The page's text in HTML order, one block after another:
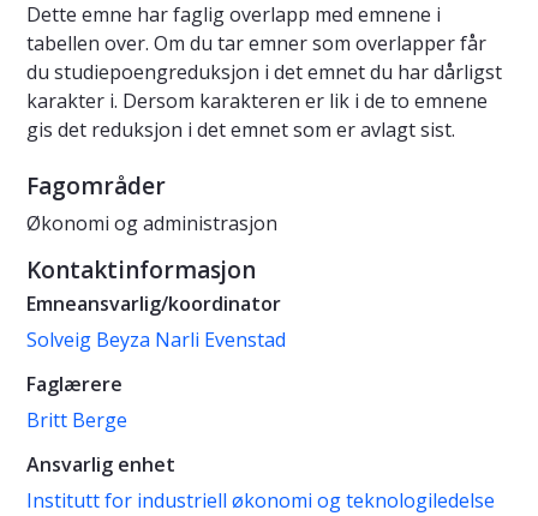
Dette emne har faglig overlapp med emnene i
tabellen over. Om du tar emner som overlapper får
du studiepoengreduksjon i det emnet du har dårligst
karakter i. Dersom karakteren er lik i de to emnene
gis det reduksjon i det emnet som er avlagt sist.
Fagområder
Økonomi og administrasjon
Kontaktinformasjon
Emneansvarlig/koordinator
Solveig Beyza Narli Evenstad
Faglærere
Britt Berge
Ansvarlig enhet
Institutt for industriell økonomi og teknologiledelse